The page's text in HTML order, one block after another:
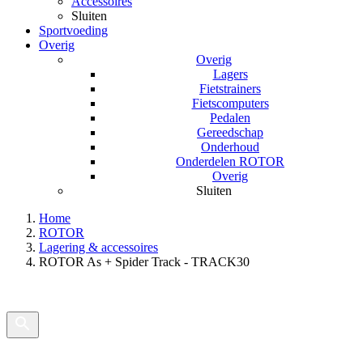
Sluiten
Sportvoeding
Overig
Overig
Lagers
Fietstrainers
Fietscomputers
Pedalen
Gereedschap
Onderhoud
Onderdelen ROTOR
Overig
Sluiten
Home
ROTOR
Lagering & accessoires
ROTOR As + Spider Track - TRACK30